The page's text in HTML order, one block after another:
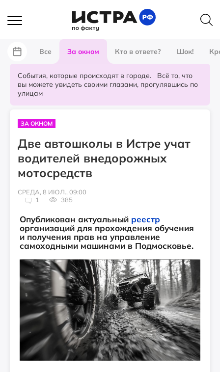
Все За окном Кто в ответе? Шок!
События, которые происходят в городе. Всё то, что
вы можете увидеть своими глазами, прогулявшись по
улицам
ЗА ОКНОМ
Две автошколы в Истре учат
водителей внедорожных
мотосредств
СРЕДА, 8 ИЮЛ., 09:00
1
385
Опубликован актуальный реестр
организаций для прохождения обучения
и получения прав на управление
самоходными машинами в Подмосковье.